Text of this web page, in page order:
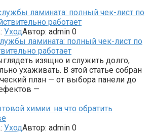
ламината: полный чек-лист по
работает
УходАвтор: admin 0
изящно и служить долго,
ухаживать. В этой статье собран
план — от выбора панели до
—
химии: на что обратить
УходАвтор: admin 0